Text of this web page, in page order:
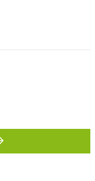
Bauminister?